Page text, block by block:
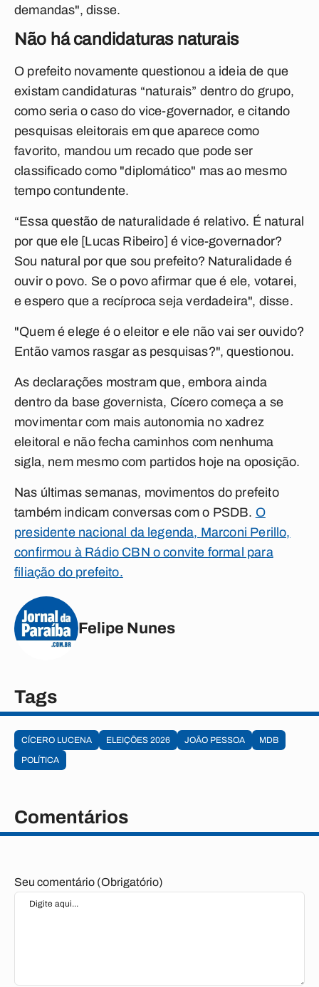
demandas", disse.
Não há candidaturas naturais
O prefeito novamente questionou a ideia de que
existam candidaturas “naturais” dentro do grupo,
como seria o caso do vice-governador, e citando
pesquisas eleitorais em que aparece como
favorito, mandou um recado que pode ser
classificado como "diplomático" mas ao mesmo
tempo contundente.
“Essa questão de naturalidade é relativo. É natural
por que ele [Lucas Ribeiro] é vice-governador?
Sou natural por que sou prefeito? Naturalidade é
ouvir o povo. Se o povo afirmar que é ele, votarei,
e espero que a recíproca seja verdadeira", disse.
"Quem é elege é o eleitor e ele não vai ser ouvido?
Então vamos rasgar as pesquisas?", questionou.
As declarações mostram que, embora ainda
dentro da base governista, Cícero começa a se
movimentar com mais autonomia no xadrez
eleitoral e não fecha caminhos com nenhuma
sigla, nem mesmo com partidos hoje na oposição.
Nas últimas semanas, movimentos do prefeito
também indicam conversas com o PSDB. O
presidente nacional da legenda, Marconi Perillo,
confirmou à Rádio CBN o convite formal para
filiação do prefeito.
Felipe Nunes
Tags
CÍCERO LUCENA ELEIÇÕES 2026 JOÃO PESSOA
MDB
POLÍTICA
Comentários
Seu comentário (Obrigatório)